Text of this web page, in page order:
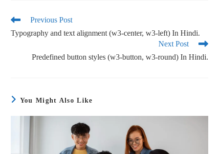
ok r
Previous Post
Typography and text alignment (w3-center, w3-left) In Hindi.
Next Post
Predefined button styles (w3-button, w3-round) In Hindi.
You Might Also Like